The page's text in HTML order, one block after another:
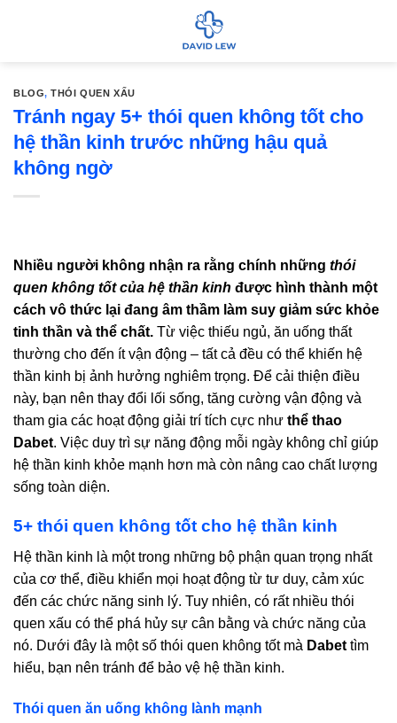
BLOG,THÓI QUEN XẤU
Tránh ngay 5+ thói quen không tốt cho
hệ thần kinh trước những hậu quả
không ngờ
Nhiều người không nhận ra rằng chính những thói
quen không tốt của hệ thần kinh được hình thành một
cách vô thức lại đang âm thầm làm suy giảm sức khỏe
tinh thần và thể chất. Từ việc thiếu ngủ, ăn uống thất
thường cho đến ít vận động – tất cả đều có thể khiến hệ
thần kinh bị ảnh hưởng nghiêm trọng. Để cải thiện điều
này, bạn nên thay đổi lối sống, tăng cường vận động và
tham gia các hoạt động giải trí tích cực như thể thao
Dabet. Việc duy trì sự năng động mỗi ngày không chỉ giúp
hệ thần kinh khỏe mạnh hơn mà còn nâng cao chất lượng
sống toàn diện.
5+ thói quen không tốt cho hệ thần kinh
Hệ thần kinh là một trong những bộ phận quan trọng nhất
của cơ thể, điều khiển mọi hoạt động từ tư duy, cảm xúc
đến các chức năng sinh lý. Tuy nhiên, có rất nhiều thói
quen xấu có thể phá hủy sự cân bằng và chức năng của
nó. Dưới đây là một số thói quen không tốt mà Dabet tìm
hiểu, bạn nên tránh để bảo vệ hệ thần kinh.
Thói quen ăn uống không lành mạnh